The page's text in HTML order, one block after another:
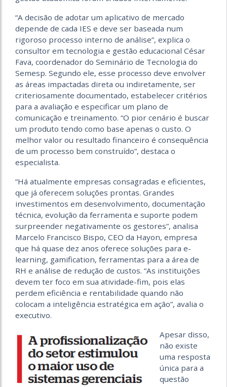
“A decisão de adotar um aplicativo de mercado
depende de cada IES e deve ser baseada num
rigoroso processo interno de análise”, explica o
consultor em tecnologia e gestão educacional César
Fava, coordenador do Seminário de Tecnologia do
Semesp. Segundo ele, esse processo deve envolver
as áreas impactadas direta ou indiretamente, ser
criteriosamente documentado, estabelecer critérios
para a avaliação e especificar um plano de
comunicação e treinamento. “O pior cenário é buscar
um produto tendo como base apenas o custo. O
melhor valor ou resultado financeiro é consequência
de um processo bem construído”, destaca o
especialista.
“Há atualmente empresas consagradas e eficientes,
que já oferecem soluções prontas. Grandes
investimentos em desenvolvimento, documentação
técnica, evolução da ferramenta e suporte podem
surpreender negativamente os gestores”, analisa
Marcelo Francisco Bispo, CEO da Hayon, empresa
que há quase dez anos oferece soluções para e-
learning, gamification, ferramentas para a área de
RH e análise de redução de custos. “As instituições
devem ter foco em sua atividade-fim, pois elas
perdem eficiência e rentabilidade quando não
colocam a inteligência estratégica em ação”, avalia o
executivo.
Apesar disso,
não existe
uma resposta
única para a
questão